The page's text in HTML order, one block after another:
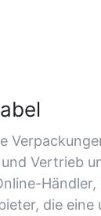
Vertrieb
und
die eine